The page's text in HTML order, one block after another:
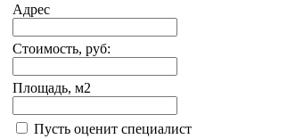
Адрес
Стоимость, руб:
Площадь, м2
Пусть оценит специалист